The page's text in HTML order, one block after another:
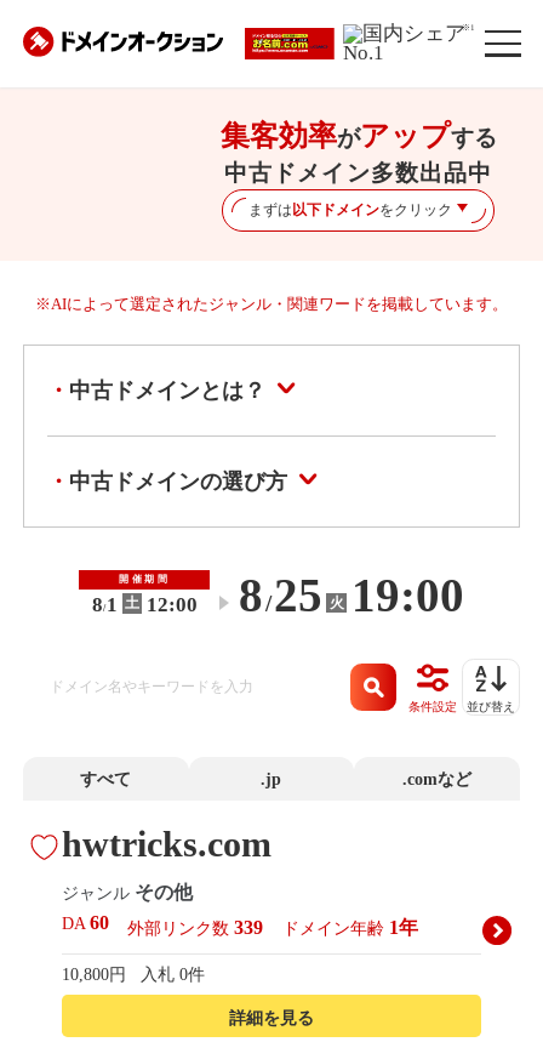
※1
集客効率がアップする
中古ドメイン多数出品中
まずは以下ドメインをクリック
※AIによって選定されたジャンル・関連ワードを掲載しています。
中古ドメインとは？
中古ドメインの選び方
開催期間
8/1 土 12:00 〜 8/25 火 19:00
条件設定 並び替え
すべて .jp .comなど
詳細を見る
hwtricks.com
ジャンル その他
DA60 外部リンク数 339 ドメイン年齢 1年
10,800円 入札 0件